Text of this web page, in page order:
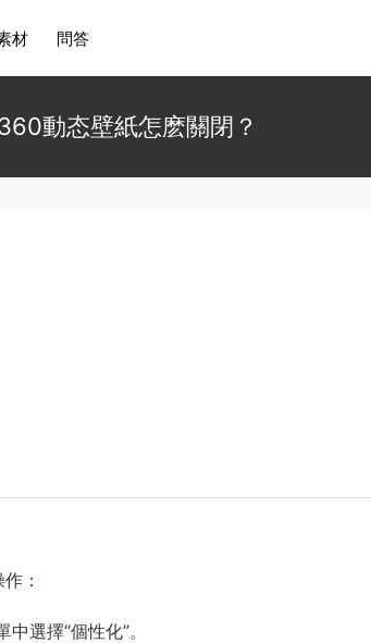
材 問答
動态壁紙怎麽關閉？
：
選擇“個性化”。